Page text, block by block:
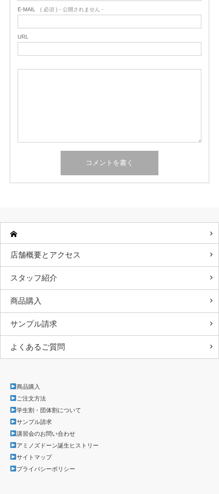
E-MAIL ( 必須 ) - 公開されません -
URL
店舗概要とアクセス
スタッフ紹介
商品購入
サンプル請求
よくあるご質問
商品購入
ご注文方法
学生割・団体割について
サンプル請求
講習会のお問い合わせ
アミノズドーン誕生ヒストリー
サイトマップ
プライバシーポリシー